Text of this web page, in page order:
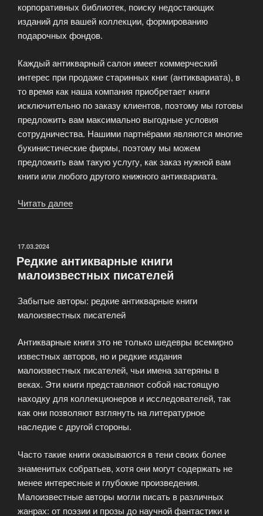
корпоративных библиотек, поиску недостающих
изданий для вашей коллекции, формированию
подарочных фондов.
Каждый антикварный салон имеет коммерческий
интерес при продаже старинных книг (антиквариата), в
то время как наша компания приобретает книги
исключительно по заказу клиентов, поэтому мы готовы
предложить вам максимально выгодные условия
сотрудничества. Нашими партнёрами являются многие
букинистические фирмы, поэтому мы можем
предложить вам такую услугу, как заказ нужной вам
книги или любого другого книжного антиквариата.
Читать далее
и
корпоративных
ОПУБЛИКОВАНО
17.03.2024
Редкие антикварные книги
малоизвестных писателей
Забытые авторы: редкие антикварные книги
малоизвестных писателей
Антикварные книги это не только шедевры всемирно
известных авторов, но и редкие издания
малоизвестных писателей, чьи имена затеряны в
веках. Эти книги представляют собой настоящую
находку для коллекционеров и исследователей, так
как они позволяют взглянуть на литературное
наследие с другой стороны.
Часто такие книги оказываются в тени своих более
знаменитых собратьев, хотя они могут содержать не
менее интересные и глубокие произведения.
Малоизвестные авторы могли писать в различных
жанрах: от поэзии и прозы до научной фантастики и